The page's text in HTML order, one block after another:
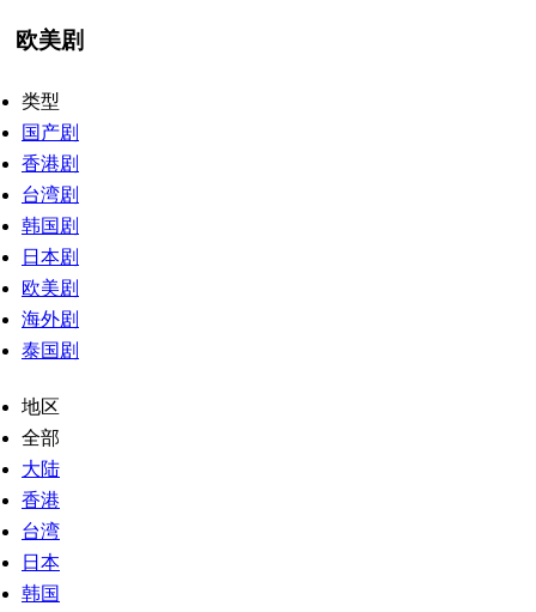
欧美剧
类型
国产剧
香港剧
台湾剧
韩国剧
日本剧
欧美剧
海外剧
泰国剧
地区
全部
大陆
香港
台湾
日本
韩国